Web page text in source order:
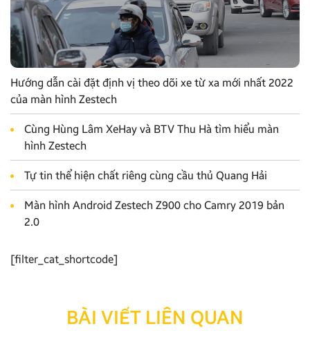
Hướng dẫn cài đặt định vị theo dõi xe từ xa mới nhất 2022
của màn hình Zestech
Cùng Hùng Lâm XeHay và BTV Thu Hà tìm hiểu màn
hình Zestech
Tự tin thể hiện chất riêng cùng cầu thủ Quang Hải
Màn hình Android Zestech Z900 cho Camry 2019 bản
2.0
[filter_cat_shortcode]
BÀI VIẾT LIÊN QUAN